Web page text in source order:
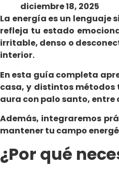
diciembre 18, 2025
La energía es un lenguaje
refleja tu estado
irritable, denso o
interior.
En esta guía completa
casa, y distintos
aura con palo santo, entre
Además, integraremos
mantener tu campo
¿Por qué